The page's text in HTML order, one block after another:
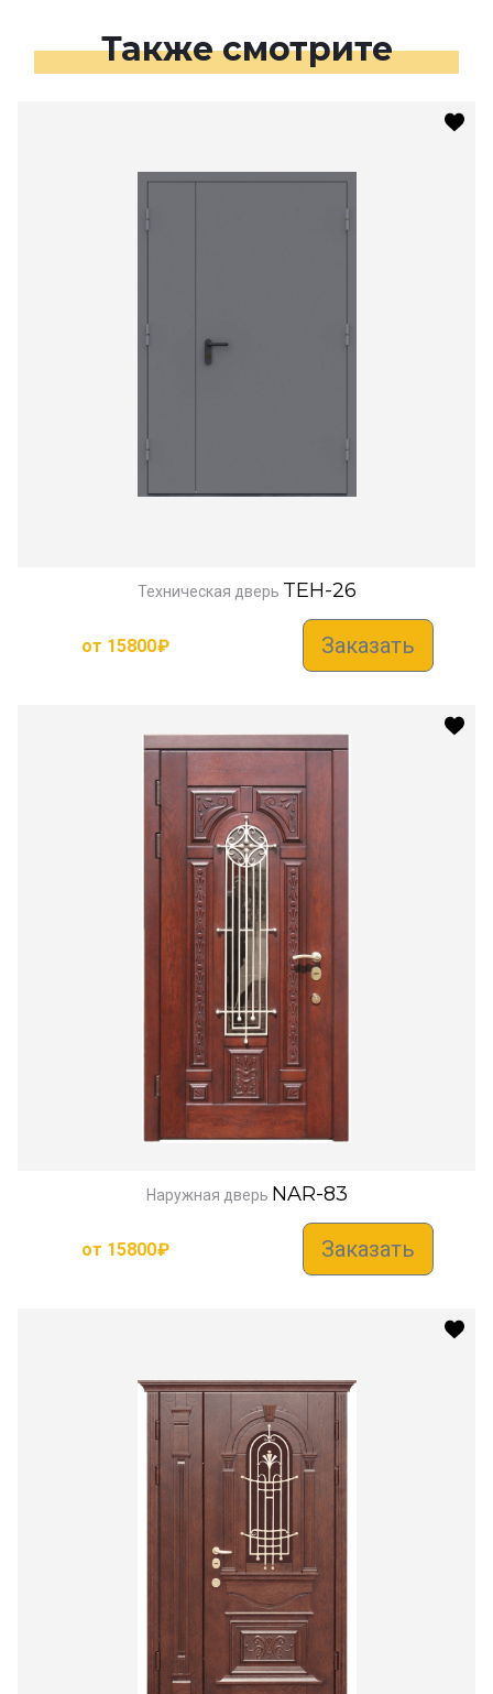
Также смотрите
Техническая дверь TEH-26
от 15800₽ Заказать
Наружная дверь NAR-83
от 15800₽ Заказать